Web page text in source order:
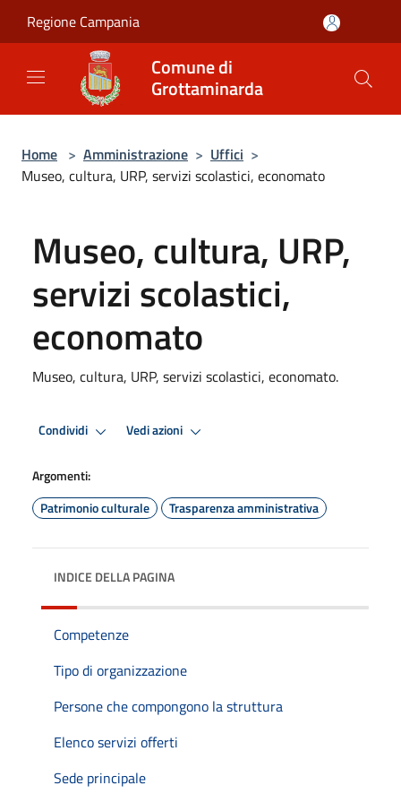
Regione Campania
Comune di
Grottaminarda
Home > Amministrazione > Uffici >
Museo, cultura, URP, servizi scolastici, economato
Museo, cultura, URP,
servizi scolastici,
economato
Museo, cultura, URP, servizi scolastici, economato.
Condividi Vedi azioni
Argomenti:
Patrimonio culturale
Trasparenza amministrativa
INDICE DELLA PAGINA
Competenze
Tipo di organizzazione
Persone che compongono la struttura
Elenco servizi offerti
Sede principale